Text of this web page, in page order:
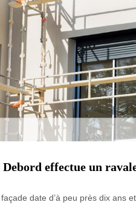
effectue un
date d’à peu près dix ans